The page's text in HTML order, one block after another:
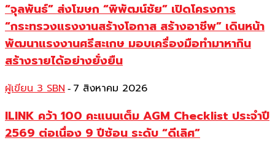
“จุลพันธ์” ส่งโฆษก “พิพัฒน์ชัย” เปิดโครงการ
“กระทรวงแรงงานสร้างโอกาส สร้างอาชีพ” เดินหน้า
พัฒนาแรงงานศรีสะเกษ มอบเครื่องมือทำมาหากิน
สร้างรายได้อย่างยั่งยืน
ผู้เขียน 3 SBN - 7 สิงหาคม 2026
ILINK คว้า 100 คะแนนเต็ม AGM Checklist ประจำปี
2569 ต่อเนื่อง 9 ปีซ้อน ระดับ “ดีเลิศ”